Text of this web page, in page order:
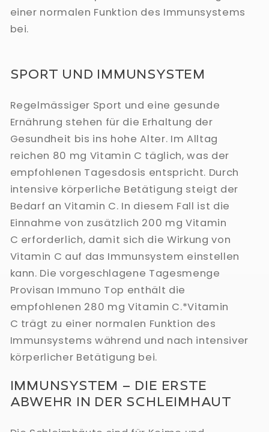
einer normalen Funktion des Immunsystems
bei.
SPORT UND IMMUNSYSTEM
Regelmässiger Sport und eine gesunde
Ernährung stehen für die Erhaltung der
Gesundheit bis ins hohe Alter. Im Alltag
reichen 80 mg Vitamin C täglich, was der
empfohlenen Tagesdosis entspricht. Durch
intensive körperliche Betätigung steigt der
Bedarf an Vitamin C. In diesem Fall ist die
Einnahme von zusätzlich 200 mg Vitamin
C erforderlich, damit sich die Wirkung von
Vitamin C auf das Immunsystem einstellen
kann. Die vorgeschlagene Tagesmenge
Provisan Immuno Top enthält die
empfohlenen 280 mg Vitamin C.*Vitamin
C trägt zu einer normalen Funktion des
Immunsystems während und nach intensiver
körperlicher Betätigung bei.
IMMUNSYSTEM – DIE ERSTE
ABWEHR IN DER SCHLEIMHAUT